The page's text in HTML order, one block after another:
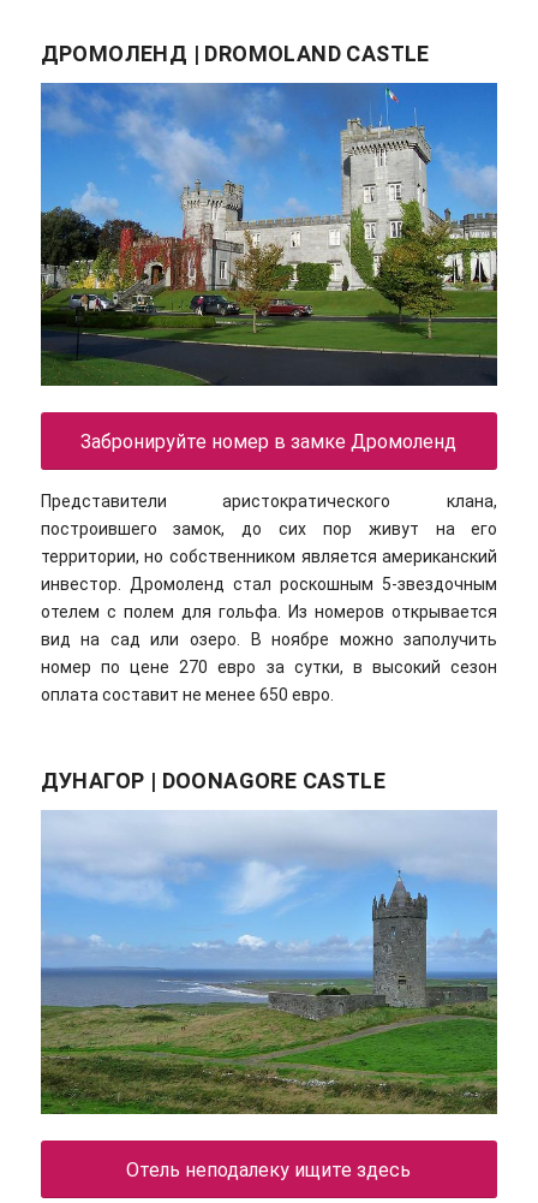
ДРОМОЛЕНД | DROMOLAND CASTLE
Забронируйте номер в замке Дромоленд
Представители аристократического клана,
построившего замок, до сих пор живут на его
территории, но собственником является американский
инвестор. Дромоленд стал роскошным 5-звездочным
отелем с полем для гольфа. Из номеров открывается
вид на сад или озеро. В ноябре можно заполучить
номер по цене 270 евро за сутки, в высокий сезон
оплата составит не менее 650 евро.
ДУНАГОР | DOONAGORE CASTLE
Отель неподалеку ищите здесь